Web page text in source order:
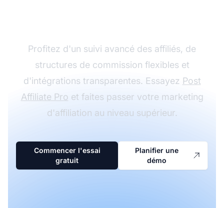
Profitez d'un suivi avancé des affiliés, de
structures de commission flexibles et
d'intégrations transparentes. Essayez Post
Affiliate Pro et faites passer votre marketing
d'affiliation au niveau supérieur.
Commencer l'essai
gratuit
Planifier une
démo